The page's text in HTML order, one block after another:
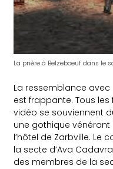
La prière à Belzeboeuf dans le
La ressemblance
est frappante. Tous
vidéo se souviennent
une gothique
l’hôtel de Zarbville.
la secte d’Ava
des membres de la